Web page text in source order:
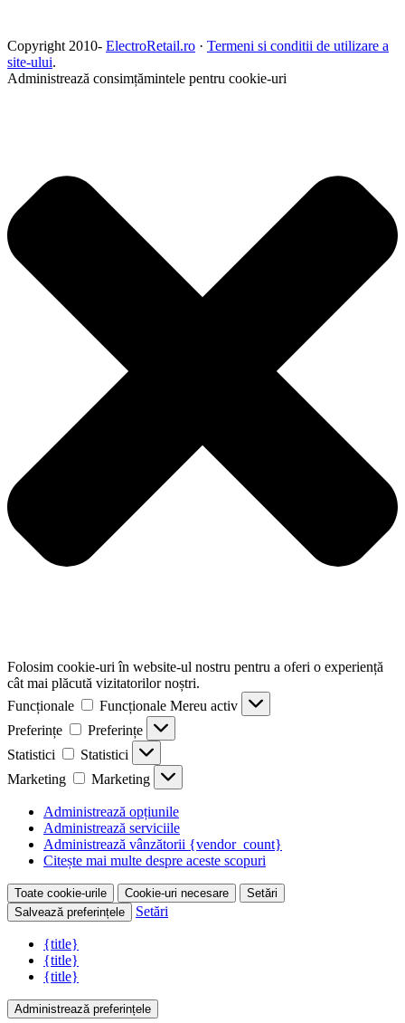
Copyright 2010- ElectroRetail.ro · Termeni si conditii de utilizare a
site-ului.
Administrează consimțămintele pentru cookie-uri
Folosim cookie-uri în website-ul nostru pentru a oferi o experiență
cât mai plăcută vizitatorilor noștri.
Funcționale
Funcționale Mereu activ
Preferințe
Preferințe
Statistici
Statistici
Marketing
Marketing
Administrează opțiunile
Administrează serviciile
Administrează vânzătorii {vendor_count}
Citește mai multe despre aceste scopuri
Toate cookie-urile Cookie-uri necesare
Setări
Salvează preferințele
Setări
{title}
{title}
{title}
Administrează preferințele